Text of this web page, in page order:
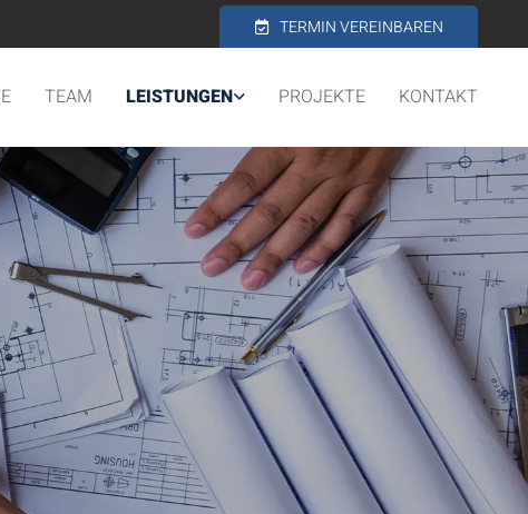
TERMIN VEREINBAREN
TEAM LEISTUNGEN PROJEKTE KONTAKT